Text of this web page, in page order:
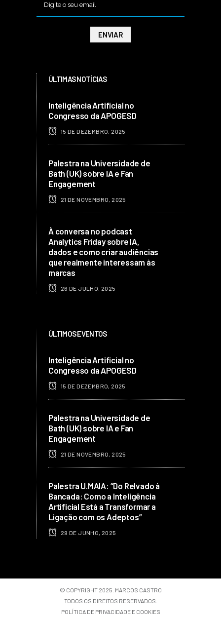
ÚLTIMAS NOTÍCIAS
Inteligência Artificial no
Congresso da APOGESD
15 DE DEZEMBRO, 2025
Palestra na Universidade de
Bath (UK) sobre IA e Fan
Engagement
21 DE NOVEMBRO, 2025
À conversa no podcast
Analytics Friday sobre IA,
dados e como criar audiências
que realmente interessam às
marcas
26 DE JULHO, 2025
ÚLTIMOS EVENTOS
Inteligência Artificial no
Congresso da APOGESD
15 DE DEZEMBRO, 2025
Palestra na Universidade de
Bath (UK) sobre IA e Fan
Engagement
21 DE NOVEMBRO, 2025
Palestra U.MAIA: “Do Relvado à
Bancada: Como a Inteligência
Artificial Está a Transformar a
Ligação com os Adeptos”
29 DE JUNHO, 2025
© COPYRIGHT 2025. MARCOS CASTRO
TODOS OS DIREITOS RESERVADOS.
POLÍTICA DE PRIVACIDADE E COOKIES